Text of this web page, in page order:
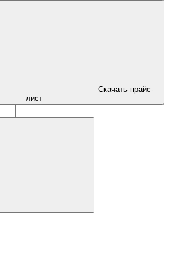
Скачать прайс-
лист